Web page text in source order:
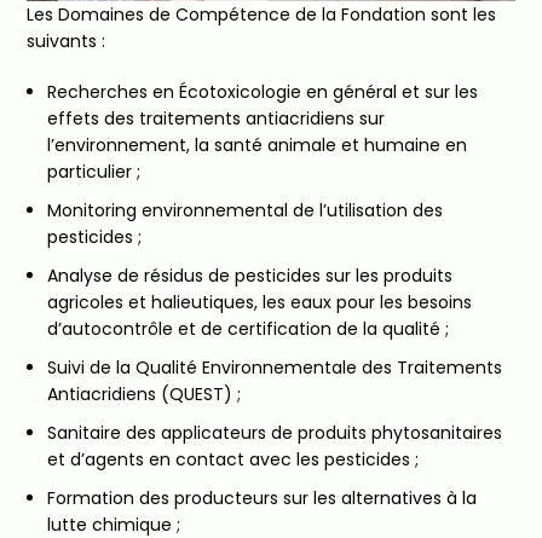
Les Domaines de Compétence de la Fondation sont les
suivants :
Recherches en Écotoxicologie en général et sur les
effets des traitements antiacridiens sur
l’environnement, la santé animale et humaine en
particulier ;
Monitoring environnemental de l’utilisation des
pesticides ;
Analyse de résidus de pesticides sur les produits
agricoles et halieutiques, les eaux pour les besoins
d’autocontrôle et de certification de la qualité ;
Suivi de la Qualité Environnementale des Traitements
Antiacridiens (QUEST) ;
Sanitaire des applicateurs de produits phytosanitaires
et d’agents en contact avec les pesticides ;
Formation des producteurs sur les alternatives à la
lutte chimique ;